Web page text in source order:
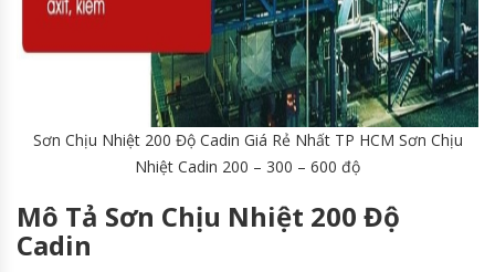
Sơn Chịu Nhiệt 200 Độ Cadin Giá Rẻ Nhất TP HCM Sơn Chịu
Nhiệt Cadin 200 – 300 – 600 độ
Mô Tả Sơn Chịu Nhiệt 200 Độ
Cadin